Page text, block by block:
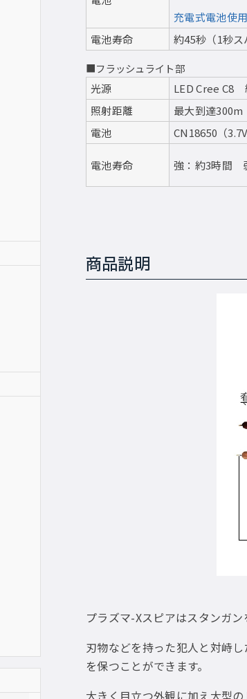
充電式電池使
電池寿命
約45秒（1秒ス
■フラッシュライト部
光源
LED Cree C8
照射距離
最大到達
電池
CN18650（
電池寿命 強：約3時間
商品説明
プラズマ-Xスピアはスタンガ
刃物などを持った犯人と対峙
を保つことができます。